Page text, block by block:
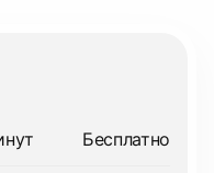
Бесплатно